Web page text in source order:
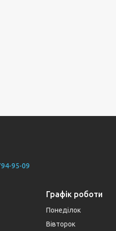
95-09
Графік роботи
Понеділок
Вівторок